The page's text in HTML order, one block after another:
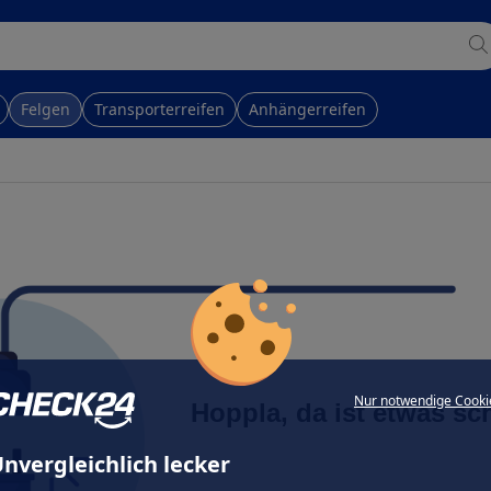
Nur notwendige
lecker
Felgen Transporterreifen Anhängerreifen
Hoppla, da ist etwas